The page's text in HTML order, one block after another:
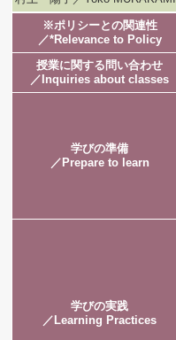
※ポリシーとの関連性
／*Relevance to Policy
授業に関する問い合わせ
／Inquiries about classes
学びの準備
／Prepare to learn
学びの実践
／Learning Practices